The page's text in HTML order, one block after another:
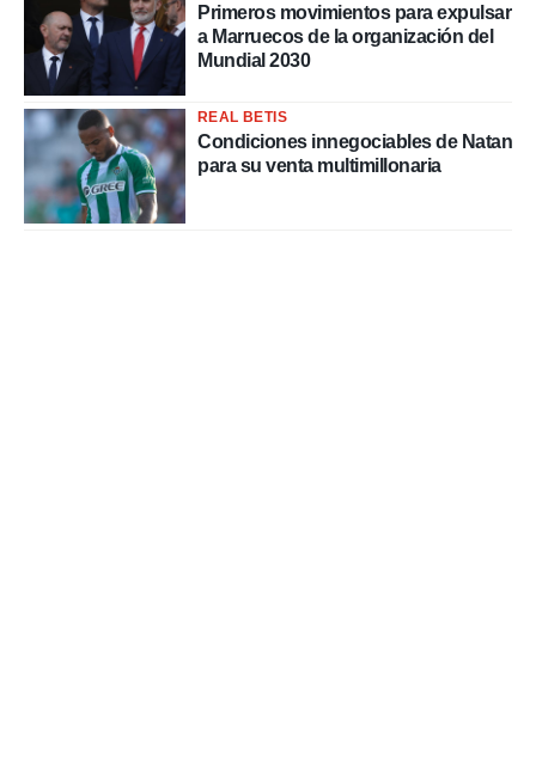
Primeros movimientos para expulsar
a Marruecos de la organización del
Mundial 2030
REAL BETIS
Condiciones innegociables de Natan
para su venta multimillonaria